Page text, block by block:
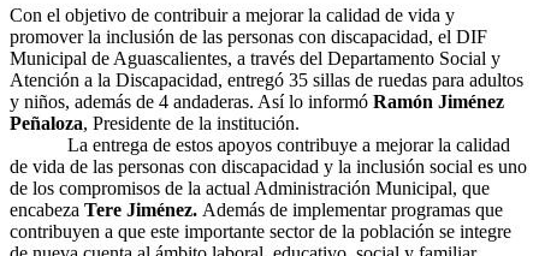
Con el objetivo de contribuir a mejorar la calidad de vida y
promover la inclusión de las personas con discapacidad, el DIF
Municipal de Aguascalientes, a través del Departamento Social y
Atención a la Discapacidad, entregó 35 sillas de ruedas para adultos
y niños, además de 4 andaderas. Así lo informó Ramón Jiménez
Peñaloza, Presidente de la institución.
La entrega de estos apoyos contribuye a mejorar la calidad
de vida de las personas con discapacidad y la inclusión social es uno
de los compromisos de la actual Administración Municipal, que
encabeza Tere Jiménez. Además de implementar programas que
contribuyen a que este importante sector de la población se integre